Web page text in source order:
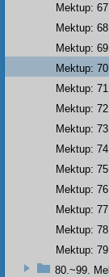
Mektup: 67
Mektup: 68
Mektup: 69
Mektup: 70
Mektup: 71
Mektup: 72
Mektup: 73
Mektup: 74
Mektup: 75
Mektup: 76
Mektup: 77
Mektup: 78
Mektup: 79
80.~99.